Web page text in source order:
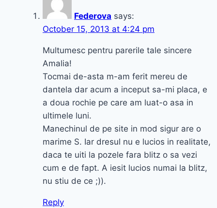
Federova says:
October 15, 2013 at 4:24 pm
Multumesc pentru parerile tale sincere
Amalia!
Tocmai de-asta m-am ferit mereu de
dantela dar acum a inceput sa-mi placa, e
a doua rochie pe care am luat-o asa in
ultimele luni.
Manechinul de pe site in mod sigur are o
marime S. Iar dresul nu e lucios in realitate,
daca te uiti la pozele fara blitz o sa vezi
cum e de fapt. A iesit lucios numai la blitz,
nu stiu de ce ;)).
Reply